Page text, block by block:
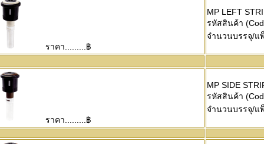
ราคา.........฿
MP LEFT
รหัสสินค้า
จำนวนบรรจุ/แ
ราคา.........฿
MP SIDE
รหัสสินค้า
จำนวนบรรจุ/แ